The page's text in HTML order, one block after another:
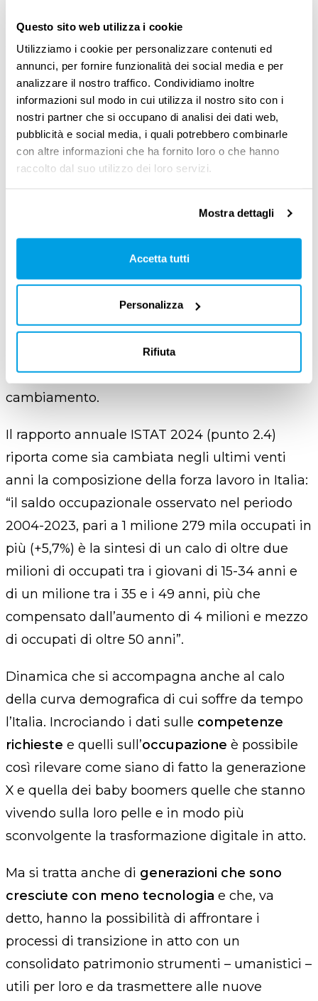
Questo sito web utilizza i cookie
Utilizziamo i cookie per personalizzare contenuti ed
annunci, per fornire funzionalità dei social media e per
analizzare il nostro traffico. Condividiamo inoltre
informazioni sul modo in cui utilizza il nostro sito con i
nostri partner che si occupano di analisi dei dati web,
pubblicità e social media, i quali potrebbero combinarle
con altre informazioni che ha fornito loro o che hanno
raccolto dal suo utilizzo dei loro servizi.
Mostra dettagli
Accetta tutti
Personalizza
Rifiuta
garantire che l’apprendimento tecnico si
accompagni, favorendoli, allacapacità di
adattamento, di critica, dicollaborazione, di
creatività e diself-managementda parte degli
individui. In un processo, peraltro, di formazione
continua che abbracci l’intero arco della vita,
non solo la quella lavorativa.
Il valore strategico dei
processi di riqualificazione
E qui veniamo all’altra grandesfida che
l’intelligenza artificiale porterà nel lavoro
L’evoluzione dellavoro a tutti i livelli e
soprattutto da parte della popolazione più
anziana, in alcuni casi particolarmente restia al
cambiamento.
Il rapporto annuale ISTAT 2024 (punto 2.4)
riporta come sia cambiata negli ultimi venti
anni la composizione della forza lavoro in Italia:
“il saldo occupazionale osservato nel periodo
2004-2023, pari a 1 milione 279 mila occupati in
più (+5,7%) è la sintesi di un calo di oltre due
milioni di occupati tra i giovani di 15-34 anni e
di un milione tra i 35 e i 49 anni, più che
compensato dall’aumento di 4 milioni e mezzo
di occupati di oltre 50 anni”.
Dinamica che si accompagna anche al calo
della curva demografica di cui soffre da tempo
l’Italia. Incrociando i dati sulle competenze
richieste e quelli sull’occupazione è possibile
così rilevare come siano di fatto la generazione
X e quella dei baby boomers quelle che stanno
vivendo sulla loro pelle e in modo più
sconvolgente la trasformazione digitale in atto.
Ma si tratta anche di generazioni che sono
cresciute con meno tecnologia e che, va
detto, hanno la possibilità di affrontare i
processi di transizione in atto con un
consolidato patrimonio strumenti – umanistici –
utili per loro e da trasmettere alle nuove